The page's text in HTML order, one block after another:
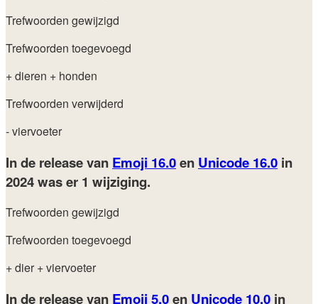
Trefwoorden gewijzigd
Trefwoorden toegevoegd
+ dieren + honden
Trefwoorden verwijderd
- viervoeter
In de release van Emoji 16.0en Unicode 16.0 in
2024was er 1 wijziging.
Trefwoorden gewijzigd
Trefwoorden toegevoegd
+ dier + viervoeter
In de release van Emoji 5.0en Unicode 10.0 in